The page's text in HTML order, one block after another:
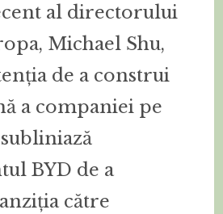
al directorului
Michael Shu,
de a construi
a companiei pe
BYD de a
către